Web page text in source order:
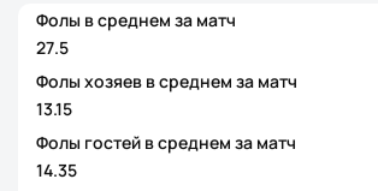
Фолы в среднем за матч
27.5
Фолы хозяев в среднем за матч
13.15
Фолы гостей в среднем за матч
14.35